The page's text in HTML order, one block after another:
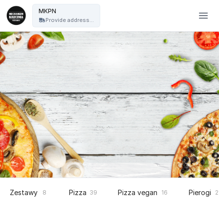
MKPN
Provide address...
Zestawy 8 Pizza 39 Pizza vegan 16 Pierogi